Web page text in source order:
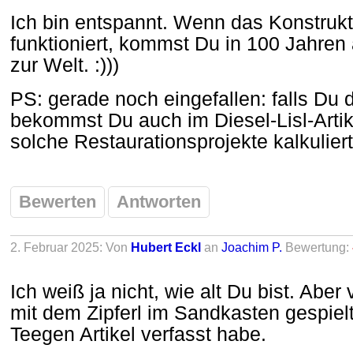
Ich bin entspannt. Wenn das
funktioniert, kommst Du in 100
zur Welt. :)))
PS: gerade noch eingefallen: falls Du
bekommst Du auch im Diesel-Lisl-
solche Restaurationsprojekte
Bewerten Antworten
2. Februar 2025: Von Hubert Eckl an Joachim P. Bewertung:
Ich weiß ja nicht, wie alt Du bist. Aber
mit dem Zipferl im Sandkasten
Teegen Artikel verfasst habe.